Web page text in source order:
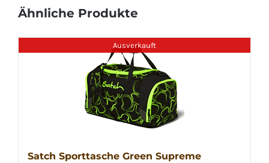
Ähnliche Produkte
Ausverkauft
Satch Sporttasche Green Supreme